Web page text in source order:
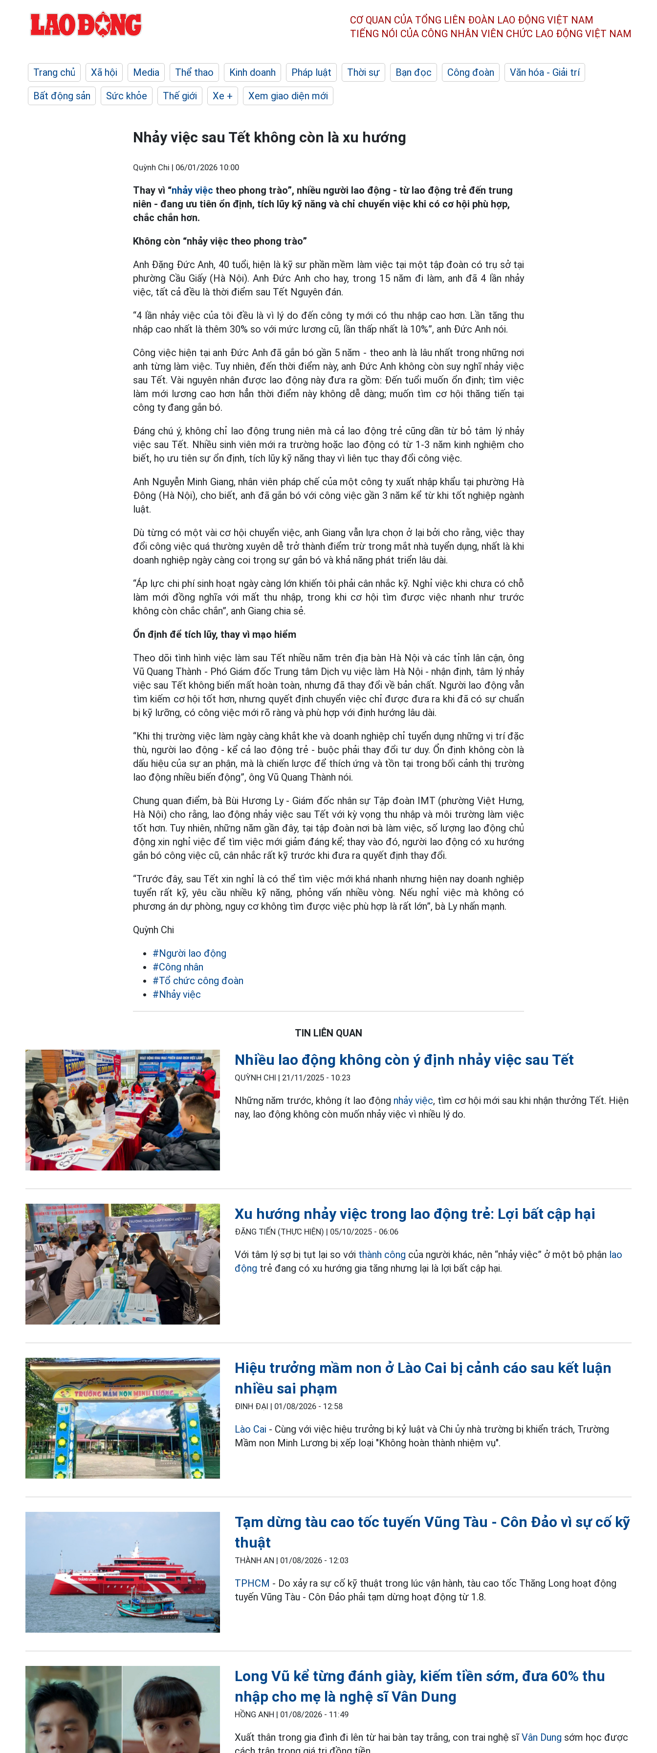
CƠ QUAN CỦA TỔNG LIÊN ĐOÀN LAO ĐỘNG VIỆT NAM
TIẾNG NÓI CỦA CÔNG NHÂN VIÊN CHỨC LAO ĐỘNG VIỆT NAM
Trang chủ Xã hội Media Thể thao Kinh doanh Pháp luật Thời sự Bạn đọc Công đoàn
Văn hóa - Giải trí
Bất động sản
Sức khỏe Thế giới Xe + Xem giao diện mới
Nhảy việc sau Tết không còn là xu hướng
Quỳnh Chi | 06/01/2026 10:00
Thay vì “nhảy việc theo phong trào”, nhiều người lao động - từ lao động trẻ đến trung
niên - đang ưu tiên ổn định, tích lũy kỹ năng và chỉ chuyển việc khi có cơ hội phù hợp,
chắc chắn hơn.
Không còn “nhảy việc theo phong trào”
Anh Đặng Đức Anh, 40 tuổi, hiện là kỹ sư phần mềm làm việc tại một tập đoàn có trụ sở tại
phường Cầu Giấy (Hà Nội). Anh Đức Anh cho hay, trong 15 năm đi làm, anh đã 4 lần nhảy
việc, tất cả đều là thời điểm sau Tết Nguyên đán.
“4 lần nhảy việc của tôi đều là vì lý do đến công ty mới có thu nhập cao hơn. Lần tăng thu
nhập cao nhất là thêm 30% so với mức lương cũ, lần thấp nhất là 10%”, anh Đức Anh nói.
Công việc hiện tại anh Đức Anh đã gắn bó gần 5 năm - theo anh là lâu nhất trong những nơi
anh từng làm việc. Tuy nhiên, đến thời điểm này, anh Đức Anh không còn suy nghĩ nhảy việc
sau Tết. Vài nguyên nhân được lao động này đưa ra gồm: Đến tuổi muốn ổn định; tìm việc
làm mới lương cao hơn hẳn thời điểm này không dễ dàng; muốn tìm cơ hội thăng tiến tại
công ty đang gắn bó.
Đáng chú ý, không chỉ lao động trung niên mà cả lao động trẻ cũng dần từ bỏ tâm lý nhảy
việc sau Tết. Nhiều sinh viên mới ra trường hoặc lao động có từ 1-3 năm kinh nghiệm cho
biết, họ ưu tiên sự ổn định, tích lũy kỹ năng thay vì liên tục thay đổi công việc.
Anh Nguyễn Minh Giang, nhân viên pháp chế của một công ty xuất nhập khẩu tại phường Hà
Đông (Hà Nội), cho biết, anh đã gắn bó với công việc gần 3 năm kể từ khi tốt nghiệp ngành
luật.
Dù từng có một vài cơ hội chuyển việc, anh Giang vẫn lựa chọn ở lại bởi cho rằng, việc thay
đổi công việc quá thường xuyên dễ trở thành điểm trừ trong mắt nhà tuyển dụng, nhất là khi
doanh nghiệp ngày càng coi trọng sự gắn bó và khả năng phát triển lâu dài.
“Áp lực chi phí sinh hoạt ngày càng lớn khiến tôi phải cân nhắc kỹ. Nghỉ việc khi chưa có chỗ
làm mới đồng nghĩa với mất thu nhập, trong khi cơ hội tìm được việc nhanh như trước
không còn chắc chắn”, anh Giang chia sẻ.
Ổn định để tích lũy, thay vì mạo hiểm
Theo dõi tình hình việc làm sau Tết nhiều năm trên địa bàn Hà Nội và các tỉnh lân cận, ông
Vũ Quang Thành - Phó Giám đốc Trung tâm Dịch vụ việc làm Hà Nội - nhận định, tâm lý nhảy
việc sau Tết không biến mất hoàn toàn, nhưng đã thay đổi về bản chất. Người lao động vẫn
tìm kiếm cơ hội tốt hơn, nhưng quyết định chuyển việc chỉ được đưa ra khi đã có sự chuẩn
bị kỹ lưỡng, có công việc mới rõ ràng và phù hợp với định hướng lâu dài.
“Khi thị trường việc làm ngày càng khắt khe và doanh nghiệp chỉ tuyển dụng những vị trí đặc
thù, người lao động - kể cả lao động trẻ - buộc phải thay đổi tư duy. Ổn định không còn là
dấu hiệu của sự an phận, mà là chiến lược để thích ứng và tồn tại trong bối cảnh thị trường
lao động nhiều biến động”, ông Vũ Quang Thành nói.
Chung quan điểm, bà Bùi Hương Ly - Giám đốc nhân sự Tập đoàn IMT (phường Việt Hưng,
Hà Nội) cho rằng, lao động nhảy việc sau Tết với kỳ vọng thu nhập và môi trường làm việc
tốt hơn. Tuy nhiên, những năm gần đây, tại tập đoàn nơi bà làm việc, số lượng lao động chủ
động xin nghỉ việc để tìm việc mới giảm đáng kể; thay vào đó, người lao động có xu hướng
gắn bó công việc cũ, cân nhắc rất kỹ trước khi đưa ra quyết định thay đổi.
“Trước đây, sau Tết xin nghỉ là có thể tìm việc mới khá nhanh nhưng hiện nay doanh nghiệp
tuyển rất kỹ, yêu cầu nhiều kỹ năng, phỏng vấn nhiều vòng. Nếu nghỉ việc mà không có
phương án dự phòng, nguy cơ không tìm được việc phù hợp là rất lớn”, bà Ly nhấn mạnh.
Quỳnh Chi
#Người lao động
#Công nhân
#Tổ chức công đoàn
#Nhảy việc
TIN LIÊN QUAN
Nhiều lao động không còn ý định nhảy việc sau Tết
QUỲNH CHI | 21/11/2025 - 10:23
Những năm trước, không ít lao động nhảy việc, tìm cơ hội mới sau khi nhận thưởng Tết. Hiện
nay, lao động không còn muốn nhảy việc vì nhiều lý do.
Xu hướng nhảy việc trong lao động trẻ: Lợi bất cập hại
ĐẶNG TIẾN (THỰC HIỆN) | 05/10/2025 - 06:06
Với tâm lý sợ bị tụt lại so với thành công của người khác, nên “nhảy việc” ở một bộ phận lao
động trẻ đang có xu hướng gia tăng nhưng lại là lợi bất cập hại.
Hiệu trưởng mầm non ở Lào Cai bị cảnh cáo sau kết luận
nhiều sai phạm
ĐINH ĐẠI | 01/08/2026 - 12:58
Lào Cai - Cùng với việc hiệu trưởng bị kỷ luật và Chi ủy nhà trường bị khiển trách, Trường
Mầm non Minh Lương bị xếp loại "Không hoàn thành nhiệm vụ".
Tạm dừng tàu cao tốc tuyến Vũng Tàu - Côn Đảo vì sự cố kỹ
thuật
THÀNH AN | 01/08/2026 - 12:03
TPHCM - Do xảy ra sự cố kỹ thuật trong lúc vận hành, tàu cao tốc Thăng Long hoạt động
tuyến Vũng Tàu - Côn Đảo phải tạm dừng hoạt động từ 1.8.
Long Vũ kể từng đánh giày, kiếm tiền sớm, đưa 60% thu
nhập cho mẹ là nghệ sĩ Vân Dung
HỒNG ANH | 01/08/2026 - 11:49
Xuất thân trong gia đình đi lên từ hai bàn tay trắng, con trai nghệ sĩVân Dung sớm học được